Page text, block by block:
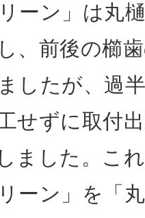
ーン」は丸
、前後の櫛
したが、過
せずに取付
ました。こ
ーン」を「